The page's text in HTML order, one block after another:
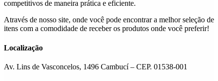
competitivos de maneira prática e eficiente.
Através de nosso site, onde você pode encontrar a melhor seleção de
itens com a comodidade de receber os produtos onde você preferir!
Localização
Av. Lins de Vasconcelos, 1496 Cambucí – CEP. 01538-001